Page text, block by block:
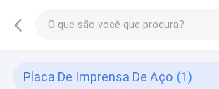
Placa De Imprensa De Aço (1)